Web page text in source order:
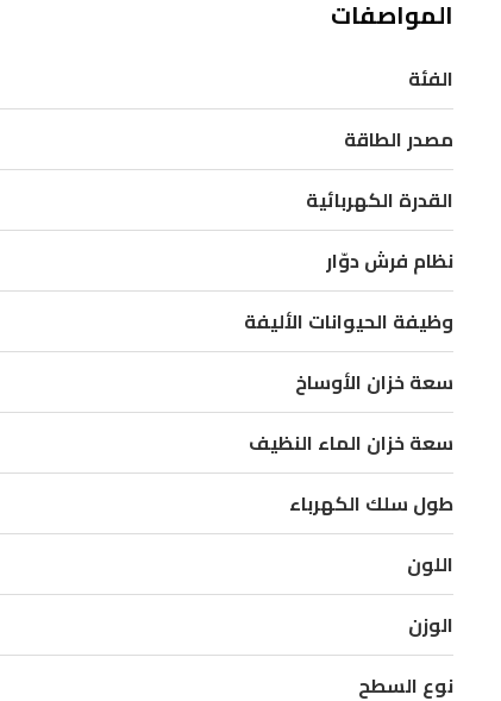
للإزالة
السهلة،
خزانين
لفصل
الماء
النظيف
بسعة
خزان
ماء
2.4
وخزان
وسخ
1.7
المواصفات
الفئة
مصدر الطاقة
القدرة الكهربائية
نظام فرش دوّار
وظيفة الحيوانات الأليفة
سعة خزان الأوساخ
سعة خزان الماء النظيف
طول سلك الكهرباء
اللون
الوزن
نوع السطح